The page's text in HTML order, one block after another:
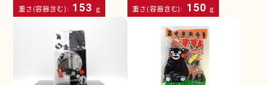
重さ(容器含む): 153 g 重さ(容器含む): 150 g